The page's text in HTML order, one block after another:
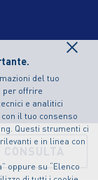
del tuo
per offrire
e analitici
il tuo consenso
Questi strumenti ci
e in linea con
oppure su “Elenco
×